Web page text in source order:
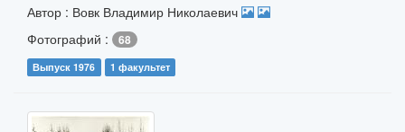
Автор : Вовк Владимир Николаевич
Фотографий :
68
Выпуск 1976 1 факультет